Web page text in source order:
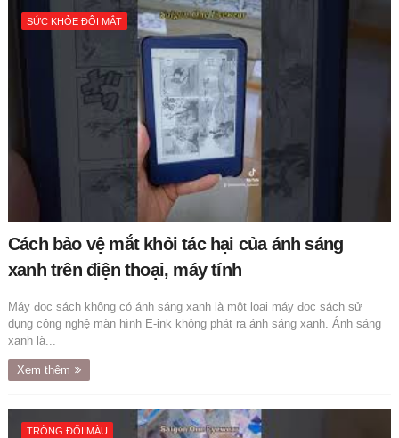
SỨC KHỎE ĐÔI MẮT
Cách bảo vệ mắt khỏi tác hại của ánh sáng
xanh trên điện thoại, máy tính
Máy đọc sách không có ánh sáng xanh là một loại máy đọc sách sử
dụng công nghệ màn hình E-ink không phát ra ánh sáng xanh. Ánh sáng
xanh là...
Xem thêm
TRÒNG ĐỔI MÀU